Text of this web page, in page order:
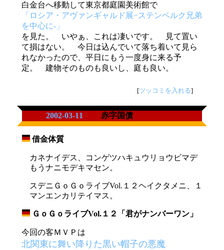
白金台へ移動して東京都庭園美術館で
「ロシア・アヴァンギャルド展−ステンベルク兄弟
を中心に-」
を見た。 いやぁ、これは凄いです。 見て置い
て損はない。 今日は込んでいて落ち着いて見ら
れなかったので、平日にもう一度身に来る予
定。 建物そのものも良いし、庭も良い。
[ツッコミを入れる]
2002-03-11 赤字国債
借金体質
カネナイデス、コンゲツハキュウリョウビマデ
もうナニモデキマセン。
スデニＧｏＧｏライブVol.１２ヘイクタメニ、１
マンエンカリテイマス。
ＧｏＧｏライブVol.１２「君がナンバーワン」
今回の客ＭＶＰは
北関東に舞い降りた黒い帽子の悪魔